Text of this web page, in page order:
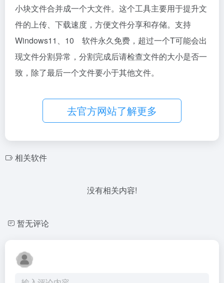
小块文件合并成一个大文件。这个工具主要用于提升文
件的上传、下载速度，方便文件分享和存储。支持
Windows11、10 软件永久免费，超过一个T可能会出
现文件分割异常，分割完成后请检查文件的大小是否一
致，除了最后一个文件要小于其他文件。
去官方网站了解更多
相关软件
没有相关内容!
暂无评论